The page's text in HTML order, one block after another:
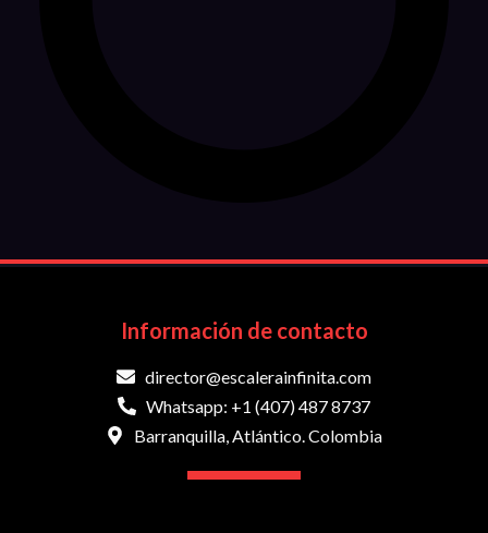
Información de contacto
director@escalerainfinita.com
Whatsapp: +1 (407) 487 8737
Barranquilla, Atlántico. Colombia